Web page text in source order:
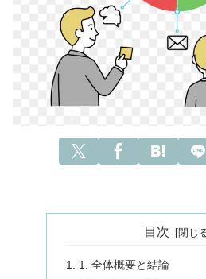
目次
1. 全体概要と結論